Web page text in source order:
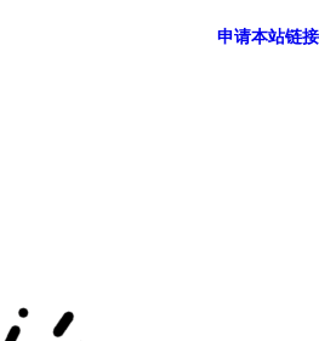
申请本站链接